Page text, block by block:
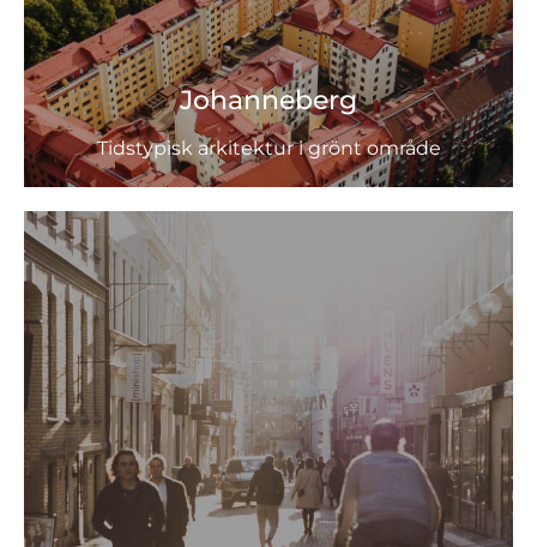
Johanneberg
Tidstypisk arkitektur i grönt område